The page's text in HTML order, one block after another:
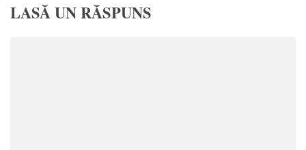
LASĂ UN RĂSPUNS